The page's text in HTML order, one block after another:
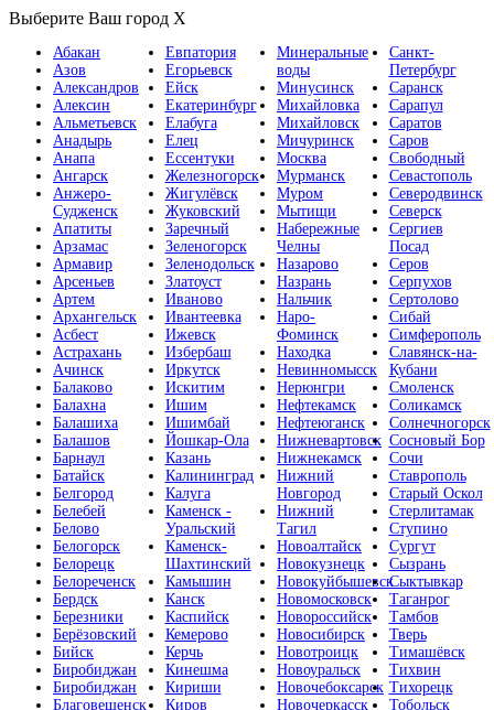
Выберите Ваш город X
Абакан
Азов
Александров
Алексин
Альметьевск
Анадырь
Анапа
Ангарск
Анжеро-
Судженск
Апатиты
Арзамас
Армавир
Арсеньев
Артем
Архангельск
Асбест
Астрахань
Ачинск
Балаково
Балахна
Балашиха
Балашов
Барнаул
Батайск
Белгород
Белебей
Белово
Белогорск
Белорецк
Белореченск
Бердск
Березники
Берёзовский
Бийск
Биробиджан
Биробиджан
Благовещенск
Евпатория
Егорьевск
Ейск
Екатеринбург
Елабуга
Елец
Ессентуки
Железногорск
Жигулёвск
Жуковский
Заречный
Зеленогорск
Зеленодольск
Златоуст
Иваново
Ивантеевка
Ижевск
Избербаш
Иркутск
Искитим
Ишим
Ишимбай
Йошкар-Ола
Казань
Калининград
Калуга
Каменск -
Уральский
Каменск-
Шахтинский
Камышин
Канск
Каспийск
Кемерово
Керчь
Кинешма
Кириши
Киров
Минеральные
воды
Минусинск
Михайловка
Михайловск
Мичуринск
Москва
Мурманск
Муром
Мытищи
Набережные
Челны
Назарово
Назрань
Нальчик
Наро-
Фоминск
Находка
Невинномысск
Нерюнгри
Нефтекамск
Нефтеюганск
Нижневартовск
Нижнекамск
Нижний
Новгород
Нижний
Тагил
Новоалтайск
Новокузнецк
Новокуйбышевск
Новомосковск
Новороссийск
Новосибирск
Новотроицк
Новоуральск
Новочебоксарск
Новочеркасск
Санкт-
Петербург
Саранск
Сарапул
Саратов
Саров
Свободный
Севастополь
Северодвинск
Северск
Сергиев
Посад
Серов
Серпухов
Сертолово
Сибай
Симферополь
Славянск-на-
Кубани
Смоленск
Соликамск
Солнечногорск
Сосновый Бор
Сочи
Ставрополь
Старый Оскол
Стерлитамак
Ступино
Сургут
Сызрань
Сыктывкар
Таганрог
Тамбов
Тверь
Тимашёвск
Тихвин
Тихорецк
Тобольск